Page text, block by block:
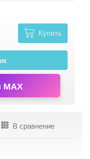
Купить
MAX
В сравнение